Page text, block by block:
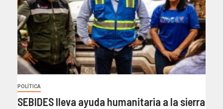
POLÍTICA
SEBIDES lleva ayuda humanitaria a la sierra